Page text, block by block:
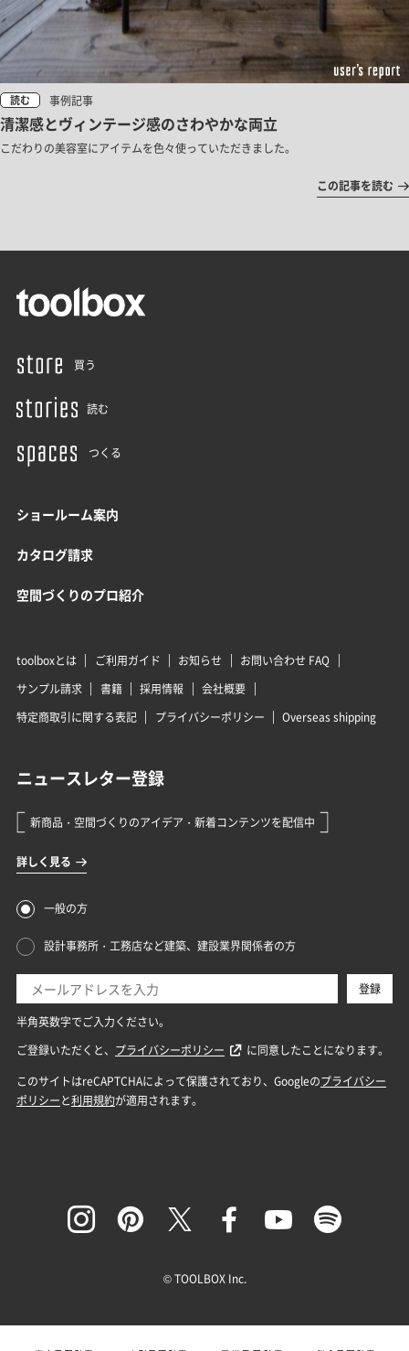
読む 事例記事
清潔感とヴィンテージ感のさわやかな両立
こだわりの美容室にアイテムを色々使っていただきました。
この記事を読む
買う
読む
つくる
ショールーム案内
カタログ請求
空間づくりのプロ紹介
toolboxとは ご利用ガイド お知らせ
お問い合わせ FAQ
サンプル請求
書籍 採用情報
会社概要
特定商取引に関する表記
プライバシーポリシー Overseas shipping
© TOOLBOX Inc.